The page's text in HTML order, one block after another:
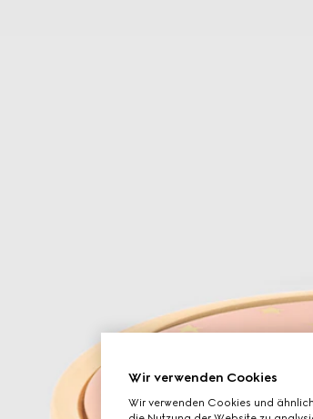
Wir verwenden Cookies
Wir verwenden Cookies und